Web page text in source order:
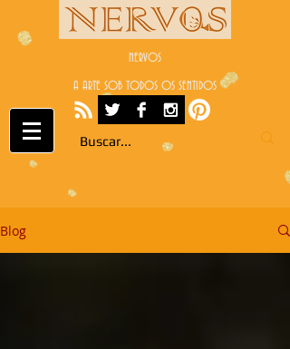
NERVOS
A ARTE SOB TODOS OS SENTIDOS
Blog